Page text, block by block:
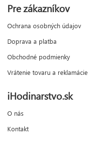
Pre zákazníkov
Ochrana osobných údajov
Doprava a platba
Obchodné podmienky
Vrátenie tovaru a reklamácie
iHodinarstvo.sk
O nás
Kontakt